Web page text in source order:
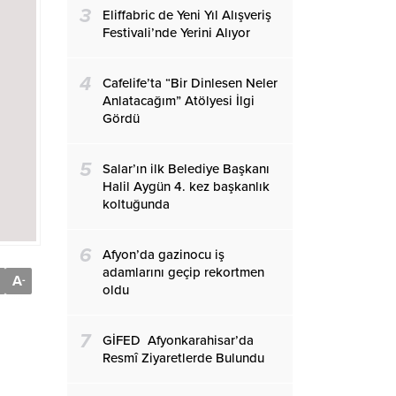
A-
3
Eliffabric de Yeni Yıl Alışveriş
Festivali’nde Yerini Alıyor
4
Cafelife’ta “Bir Dinlesen Neler
Anlatacağım” Atölyesi İlgi
Gördü
5
Salar’ın ilk Belediye Başkanı
Halil Aygün 4. kez başkanlık
koltuğunda
6
Afyon’da gazinocu iş
adamlarını geçip rekortmen
oldu
7
GİFED Afyonkarahisar’da
Resmî Ziyaretlerde Bulundu